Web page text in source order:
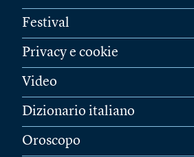
Festival
Privacy e cookie
Video
Dizionario italiano
Oroscopo